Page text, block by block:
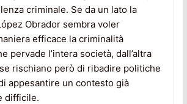
criminale. Se da un lato la
Obrador sembra voler
efficace la criminalità
pervade l’intera società, dall’altra
rischiano però di ribadire politiche
appesantire un contesto già
difficile.